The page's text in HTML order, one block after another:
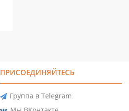
ПРИСОЕДИНЯЙТЕСЬ
Группа в Telegram